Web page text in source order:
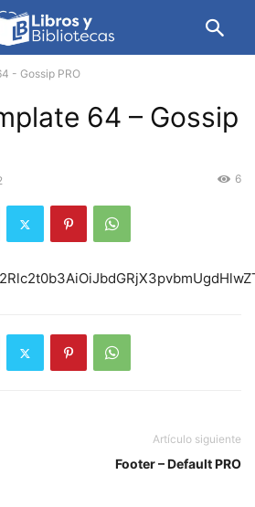
- Gossip PRO
64 – Gossip
6
Artículo siguiente
Footer – Default PRO